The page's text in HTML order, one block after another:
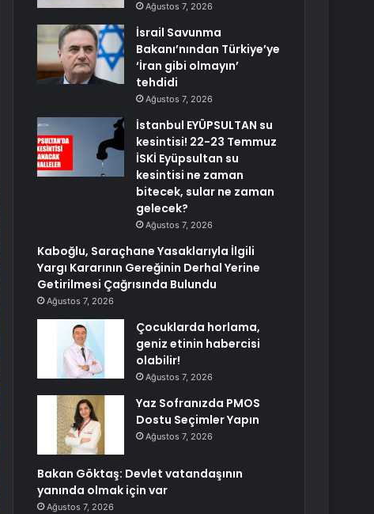
Ağustos 7, 2026
İsrail Savunma
Bakanı’nından Türkiye’ye
‘İran gibi olmayın’
tehdidi
Ağustos 7, 2026
İstanbul EYÜPSULTAN su
kesintisi! 22-23 Temmuz
İSKİ Eyüpsultan su
kesintisi ne zaman
bitecek, sular ne zaman
gelecek?
Ağustos 7, 2026
Kaboğlu, Saraçhane Yasaklarıyla İlgili
Yargı Kararının Gereğinin Derhal Yerine
Getirilmesi Çağrısında Bulundu
Ağustos 7, 2026
Çocuklarda horlama,
geniz etinin habercisi
olabilir!
Ağustos 7, 2026
Yaz Sofranızda PMOS
Dostu Seçimler Yapın
Ağustos 7, 2026
Bakan Göktaş: Devlet vatandaşının
yanında olmak için var
Ağustos 7, 2026